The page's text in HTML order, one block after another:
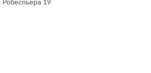
Робеспьера 19